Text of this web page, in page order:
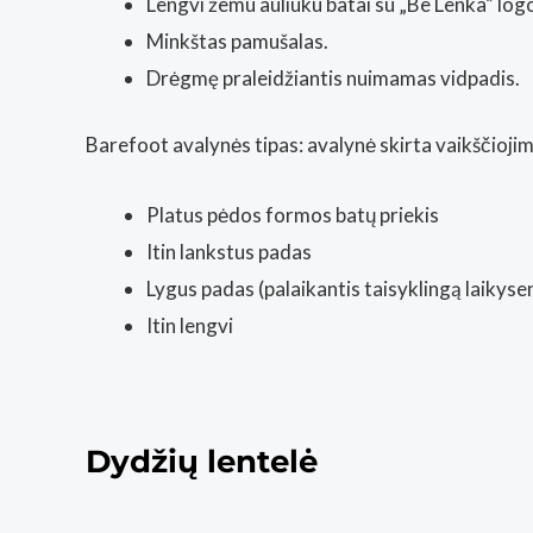
Minkštas pamušalas.
Drėgmę praleidžiantis nuimamas vidpadis.
Barefoot avalynės tipas: avalynė skirta
Platus pėdos formos batų priekis
Itin lankstus padas
Lygus padas (palaikantis taisyklingą
Itin lengvi
Dydžių lentelė